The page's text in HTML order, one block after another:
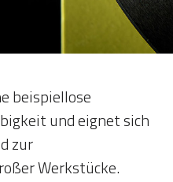
beispiellose
und eignet sich
zur
Werkstücke.